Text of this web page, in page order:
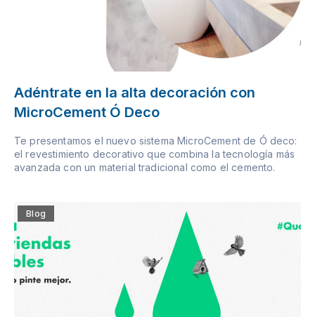
Adéntrate en la alta decoración con
MicroCement Ó Deco
Te presentamos el nuevo sistema MicroCement de Ó deco:
el revestimiento decorativo que combina la tecnología más
avanzada con un material tradicional como el cemento.
Blog